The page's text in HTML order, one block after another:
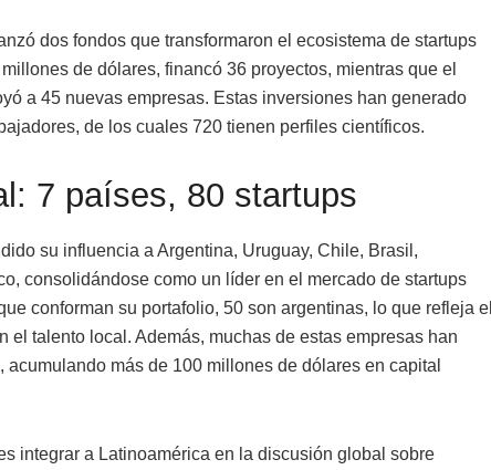
dos fondos que transformaron el ecosistema de startups
de dólares, financó 36 proyectos, mientras que el
a 45 nuevas empresas. Estas inversiones han generado
de los cuales 720 tienen perfiles científicos.
7 países, 80 startups
su influencia a Argentina, Uruguay, Chile, Brasil,
consolidándose como un líder en el mercado de startups
conforman su portafolio, 50 son argentinas, lo que refleja el
el talento local. Además, muchas de estas empresas han
más de 100 millones de dólares en capital
integrar a Latinoamérica en la discusión global sobre